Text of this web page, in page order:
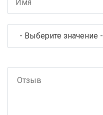
- Выберите значение -